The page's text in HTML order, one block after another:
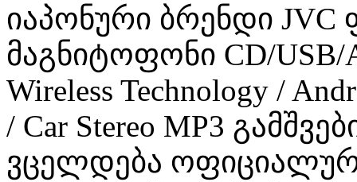
იაპონური ბრენდი JVC
მაგნიტოფონი CD/USB/
Wireless Technology /
/ Car Stereo MP3
ვცელდება